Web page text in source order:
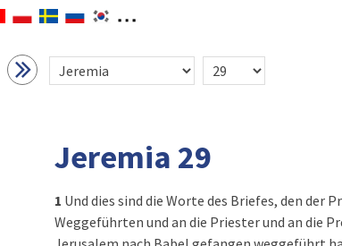
Jeremia 29
1 Und dies sind die Worte des Briefes, den der
Weggeführten und an die Priester und an die